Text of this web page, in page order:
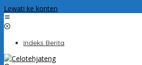
Lewati ke konten
Indeks Berita